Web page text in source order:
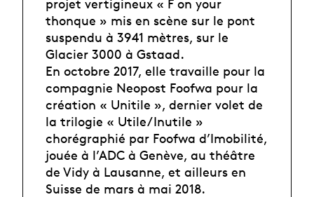
projet vertigineux « F on your
thonque » mis en scène sur le pont
suspendu à 3941 mètres, sur le
Glacier 3000 à Gstaad.
En octobre 2017, elle travaille pour la
compagnie Neopost Foofwa pour la
création « Unitile », dernier volet de
la trilogie « Utile/Inutile »
chorégraphié par Foofwa d’Imobilité,
jouée à l’ADC à Genève, au théâtre
de Vidy à Lausanne, et ailleurs en
Suisse de mars à mai 2018.